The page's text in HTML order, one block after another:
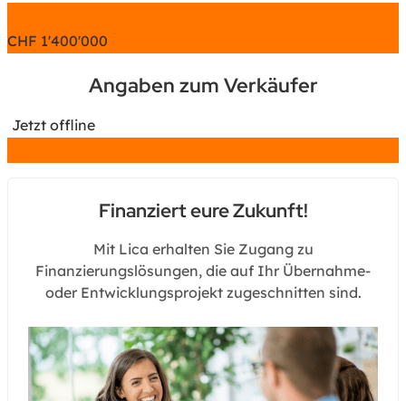
CHF 1'400'000
Angaben zum Verkäufer
Jetzt offline
Finanziert eure Zukunft!
Mit Lica erhalten Sie Zugang zu
Finanzierungslösungen, die auf Ihr Übernahme-
oder Entwicklungsprojekt zugeschnitten sind.